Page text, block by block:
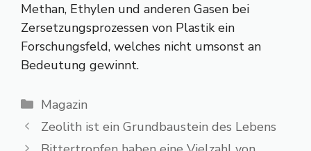
Methan, Ethylen und anderen Gasen bei
Zersetzungsprozessen von Plastik ein
Forschungsfeld, welches nicht umsonst an
Bedeutung gewinnt.
Kategorien
Magazin
Zeolith ist ein Grundbaustein des Lebens